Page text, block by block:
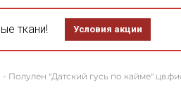
ткани! Условия акции
- Полулен "Датский гусь по кайме"